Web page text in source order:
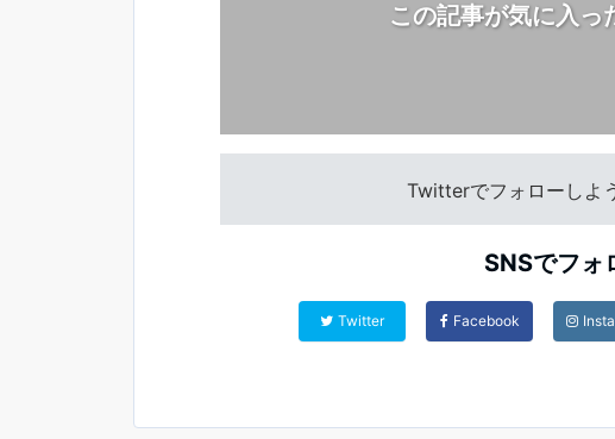
この記事が気に入っ
Twitterでフォローしよ
SNSでフォ
Twitter Facebook